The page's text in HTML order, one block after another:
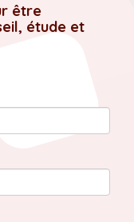
être
étude et